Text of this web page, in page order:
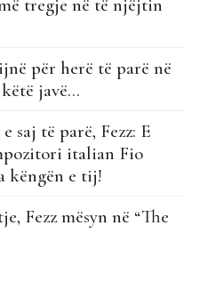
tregje në të njëjtin
për herë të parë në
javë…
saj të parë, Fezz: E
italian Fio
këngën e tij!
Fezz mësyn në “The